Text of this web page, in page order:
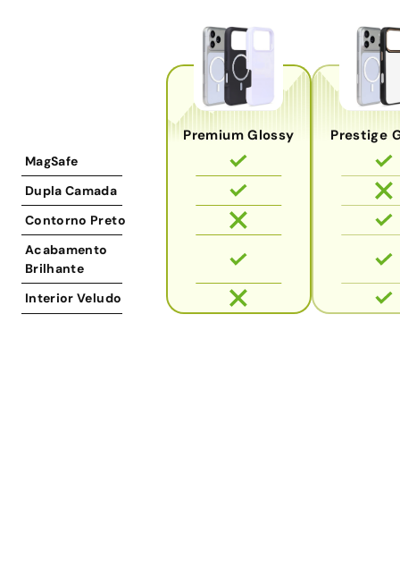
Premium Glossy Prestige
MagSafe
Dupla Camada
Contorno Preto
Acabamento
Brilhante
Interior Veludo